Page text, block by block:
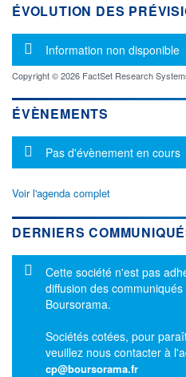
ÉVOLUTION DES
Message d'information
Information non disponible
Copyright © 2026 FactSet Research
ÉVÈNEMENTS
Message d'information
Pas d'évènement en cours
Voir l'agenda complet
DERNIERS
Message d'information
Cette société n'est pas
diffusion des
Boursorama.
Sociétés cotées, pour
veuillez nous contacter à
cp@boursorama.fr